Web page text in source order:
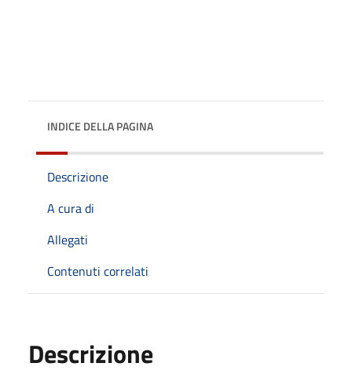
INDICE DELLA PAGINA
Descrizione
A cura di
Allegati
Contenuti correlati
Descrizione